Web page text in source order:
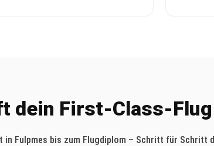
dein First-Class-
in Fulpmes bis zum Flugdiplom – Schritt für Schritt